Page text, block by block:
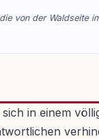
von der Waldseite
in einem